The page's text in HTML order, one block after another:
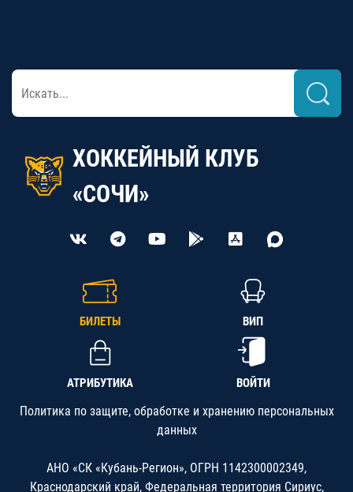
ХОККЕЙНЫЙ КЛУБ
«СОЧИ»
БИЛЕТЫ ВИП
АТРИБУТИКА ВОЙТИ
Политика по защите, обработке и хранению персональных
данных
АНО «СК «Кубань-Регион», ОГРН 1142300002349,
Краснодарский край, Федеральная территория Сириус,